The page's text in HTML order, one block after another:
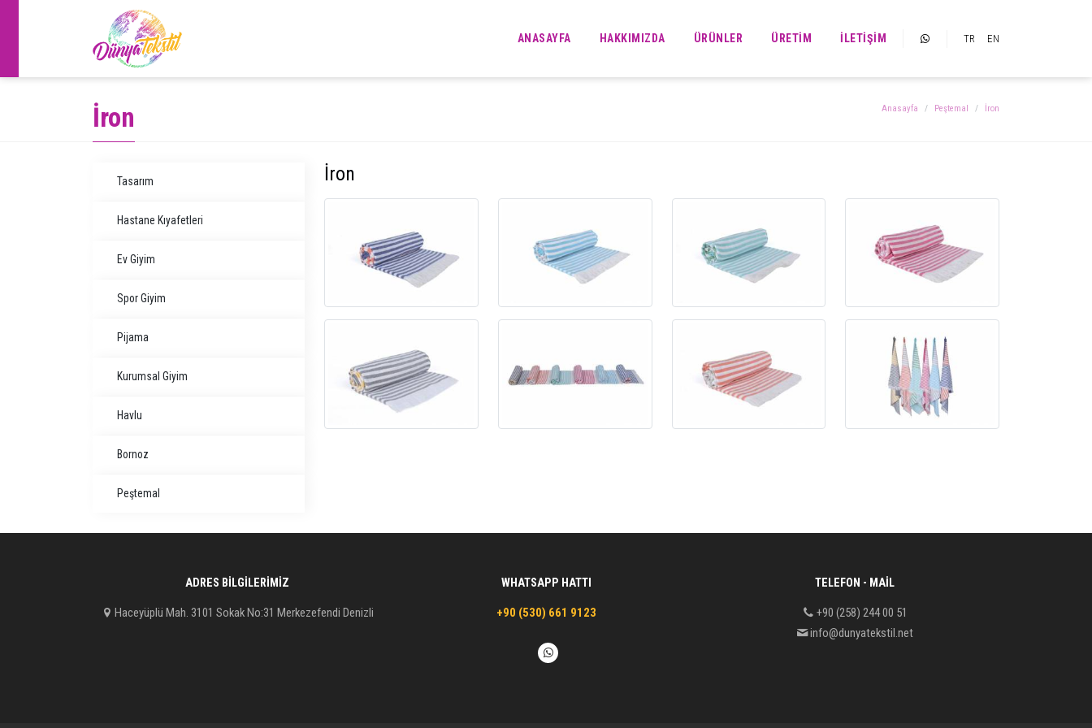
ANASAYFA HAKKIMIZDA ÜRÜNLER ÜRETIM İLETIŞIM TR EN
İron Anasayfa Peştemal İron
Tasarım
Hastane Kıyafetleri
Ev Giyim
Spor Giyim
Pijama
Kurumsal Giyim
Havlu
Bornoz
Peştemal
İron
ADRES BILGILERIMIZ
Haceyüplü Mah. 3101 Sokak No:31 Merkezefendi Denizli
WHATSAPP HATTI
+90 (530) 661 9123
TELEFON - MAIL
+90 (258) 244 00 51
info@dunyatekstil.net